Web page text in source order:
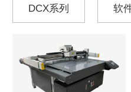
DCX系列 软